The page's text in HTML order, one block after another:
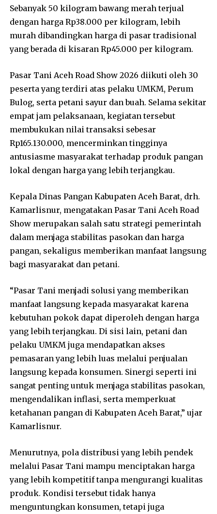
Sebanyak 50 kilogram bawang merah terjual
dengan harga Rp38.000 per kilogram, lebih
murah dibandingkan harga di pasar tradisional
yang berada di kisaran Rp45.000 per kilogram.
Pasar Tani Aceh Road Show 2026 diikuti oleh 30
peserta yang terdiri atas pelaku UMKM, Perum
Bulog, serta petani sayur dan buah. Selama sekitar
empat jam pelaksanaan, kegiatan tersebut
membukukan nilai transaksi sebesar
Rp165.130.000, mencerminkan tingginya
antusiasme masyarakat terhadap produk pangan
lokal dengan harga yang lebih terjangkau.
Kepala Dinas Pangan Kabupaten Aceh Barat, drh.
Kamarlisnur, mengatakan Pasar Tani Aceh Road
Show merupakan salah satu strategi pemerintah
dalam menjaga stabilitas pasokan dan harga
pangan, sekaligus memberikan manfaat langsung
bagi masyarakat dan petani.
“Pasar Tani menjadi solusi yang memberikan
manfaat langsung kepada masyarakat karena
kebutuhan pokok dapat diperoleh dengan harga
yang lebih terjangkau. Di sisi lain, petani dan
pelaku UMKM juga mendapatkan akses
pemasaran yang lebih luas melalui penjualan
langsung kepada konsumen. Sinergi seperti ini
sangat penting untuk menjaga stabilitas pasokan,
mengendalikan inflasi, serta memperkuat
ketahanan pangan di Kabupaten Aceh Barat,” ujar
Kamarlisnur.
Menurutnya, pola distribusi yang lebih pendek
melalui Pasar Tani mampu menciptakan harga
yang lebih kompetitif tanpa mengurangi kualitas
produk. Kondisi tersebut tidak hanya
menguntungkan konsumen, tetapi juga